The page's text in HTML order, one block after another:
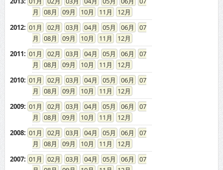
08
09 10 11
12
2012: 01 02 03 04 05 06
07
08
09 10 11
12
2011: 01 02 03 04 05 06
07
08
09 10 11
12
2010: 01 02 03 04 05 06
07
08
09 10 11
12
2009: 01 02 03 04 05 06
07
08
09 10 11
12
2008: 01 02 03 04 05 06
07
08
09 10 11
12
2007: 01 02 03 04 05 06
07